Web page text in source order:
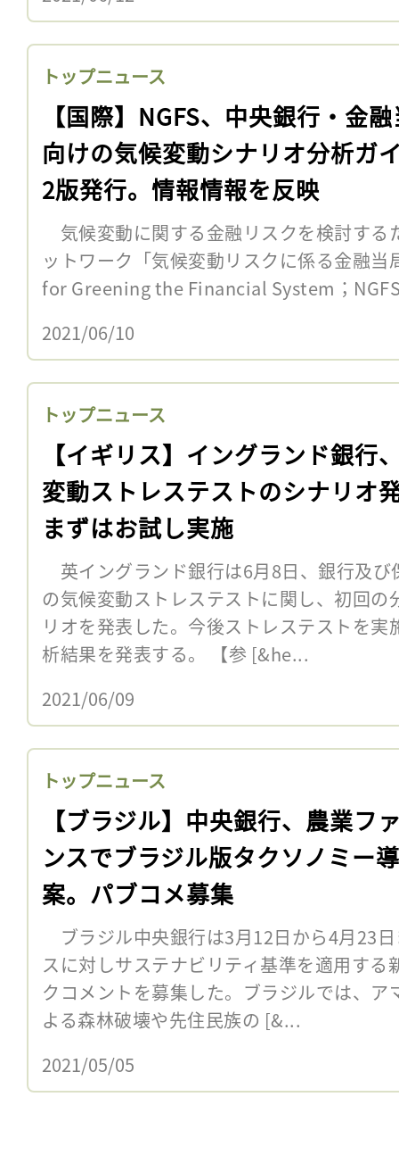
トップニュース
【国際】NGFS、中央銀行・金
向けの気候変動シナリオ分析ガ
2版発行。情報情報を反映
気候変動に関する金融リスクを検討する
ットワーク「気候変動リスクに係る金融
for Greening the Financial System；
2021/06/10
トップニュース
【イギリス】イングランド銀行
変動ストレステストのシナリオ
まずはお試し実施
英イングランド銀行は6月8日、銀行及び
の気候変動ストレステストに関し、初回
リオを発表した。今後ストレステストを
析結果を発表する。 【参 [&he...
2021/06/09
トップニュース
【ブラジル】中央銀行、農業フ
ンスでブラジル版タクソノミー
案。パブコメ募集
ブラジル中央銀行は3月12日から4月23
スに対しサステナビリティ基準を適用す
クコメントを募集した。ブラジルでは、
よる森林破壊や先住民族の [&...
2021/05/05